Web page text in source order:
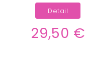
29,50 €
Detail